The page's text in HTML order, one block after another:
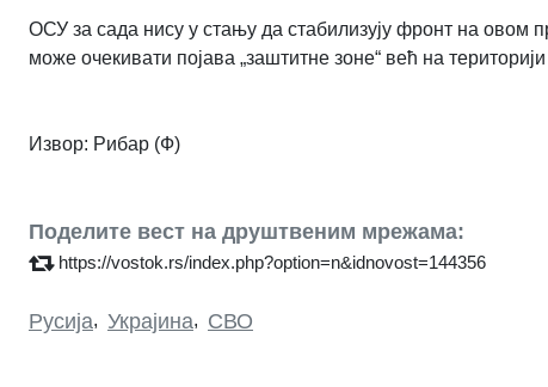
ОСУ за сада нису у стању да стабилизују фронт на овом
може очекивати појава „заштитне зоне“ већ на
Извор: Рибар (Ф)
Поделите вест на друштвеним мрежама:
https://vostok.rs/index.php?option=n&idnovost=144356
Русија, Украјина, СВО